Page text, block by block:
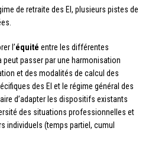
de retraite des EI, plusieurs pistes de
l’équité entre les différentes
peut passer par une harmonisation
et des modalités de calcul des
des EI et le régime général des
d’adapter les dispositifs existants
des situations professionnelles et
individuels (temps partiel, cumul